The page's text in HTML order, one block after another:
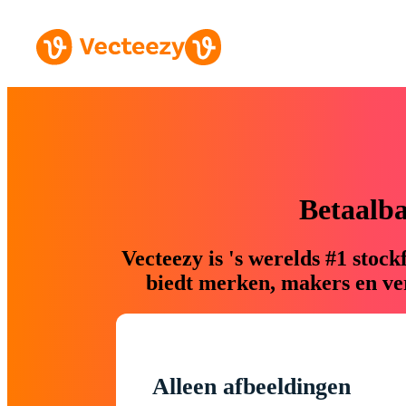
Vecteezy is 's werelds #1
biedt merken, makers en
Alleen afbeeldingen